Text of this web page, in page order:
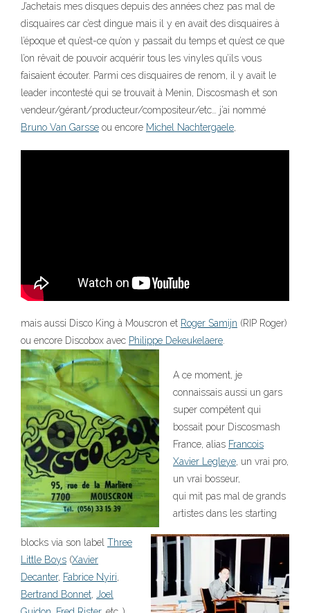
J’achetais mes disques depuis des années chez pas mal de
disquaires car c’est dingue mais il y en avait des disquaires à
l’époque et qu’est-ce qu’on y passait du temps et qu’est ce que
l’on rêvait de pouvoir acquérir tous les vinyles qu’ils vous
faisaient écouter. Parmi ces disquaires de renom, il y avait le
leader incontesté qui se trouvait à Menin, Discosmash et son
vendeur/gérant/producteur/compositeur/etc… j’ai nommé
Bruno Van Garsse ou encore Michel Nachtergaele
mais aussi Disco King à Mouscron et Roger Samijn (RIP Roger)
ou encore Discobox avec Philippe Dekeukelaere.
A ce moment, je
connaissais aussi un gars
super compétent qui
bossait pour Discosmash
France, alias Francois
Xavier Legleye, un vrai pro,
un vrai bosseur,
qui mit pas mal de grands
artistes dans les starting
blocks via son label Three
Little Boys (Xavier
Decanter, Fabrice Nyiri,
Bertrand Bonnet, Joel